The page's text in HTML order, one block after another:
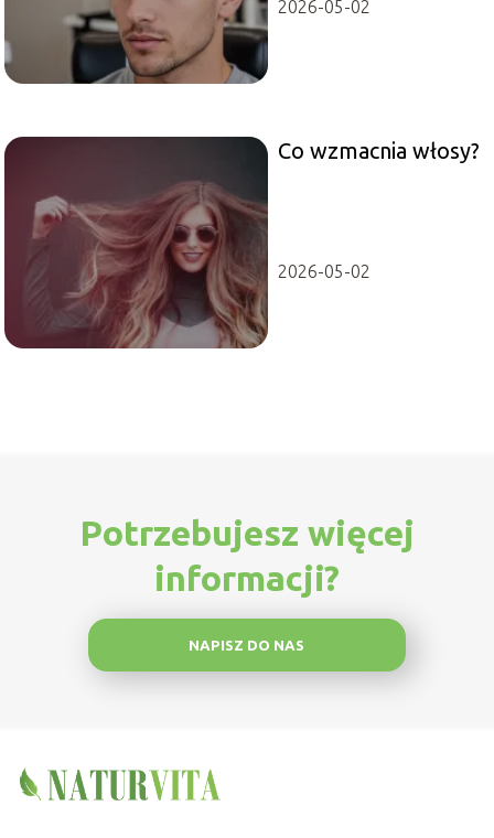
2026-05-02
Co wzmacnia włosy?
2026-05-02
Potrzebujesz więcej
informacji?
NAPISZ DO NAS